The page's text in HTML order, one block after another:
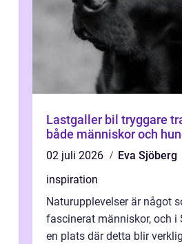
Lastgaller bil tryggare transport för
både människor och
02 juli 2026
Eva Sjöberg
inspiration
Naturupplevelser är något
fascinerat människor, och i
en plats där detta blir